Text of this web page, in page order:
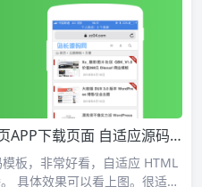
载页面 自适应源码 HTML5+CSS 静态页面模板
板，非常好看，自适应 HTML
具体效果可以看上图。很适合